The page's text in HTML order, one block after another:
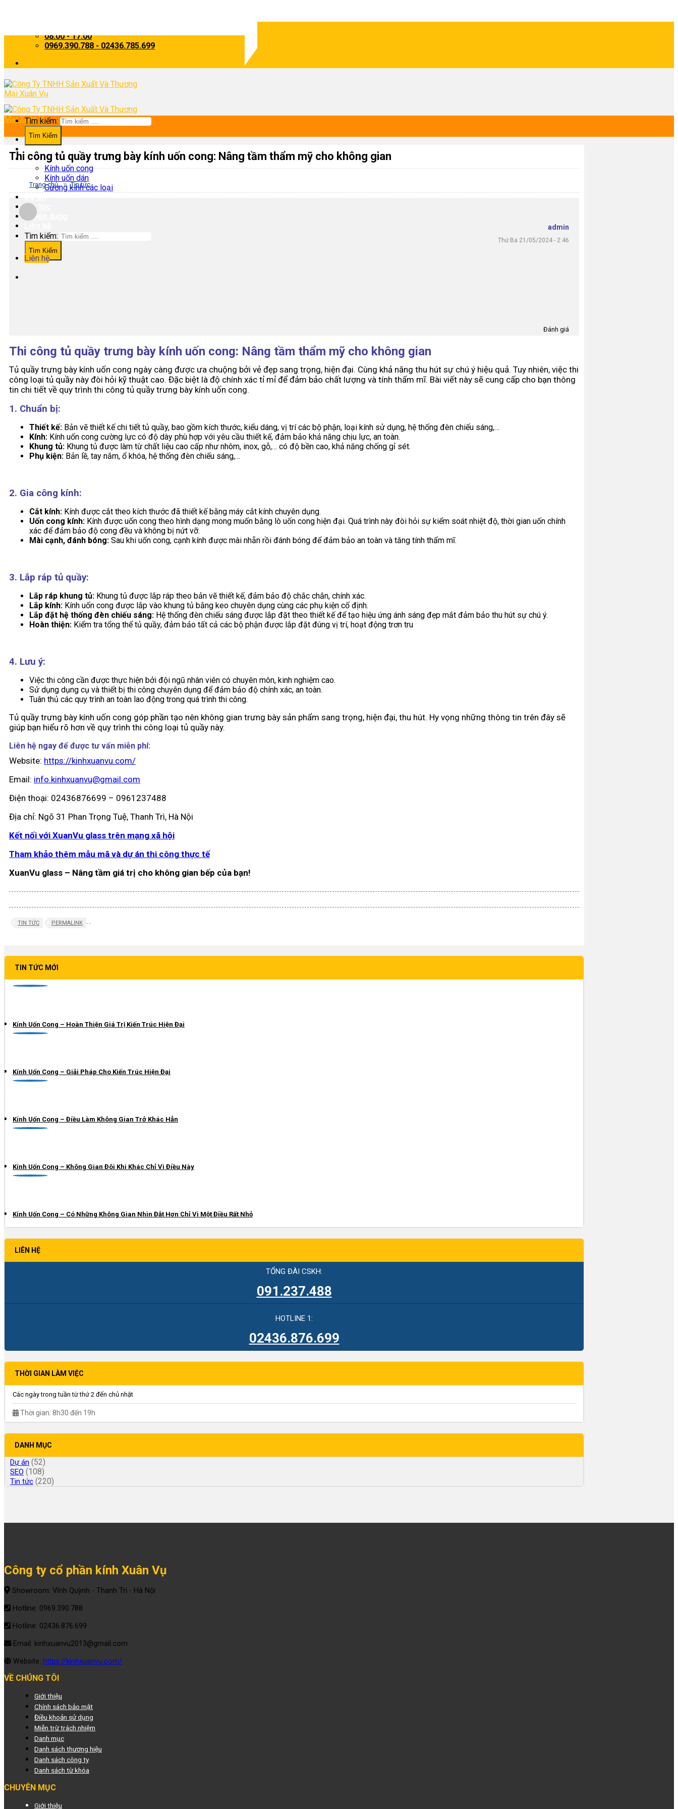
08:00 - 17:00
0969.390.788 - 02436.785.699
Trang chủ
Về chúng tôi
Sản phẩm
Kính uốn cong
Kính uốn dán
Gương kính các loại
Tin tức
Tuyển dụng
Tìm kiếm:
Liên hệ
Tìm kiếm:
Thi công tủ quầy trưng bày kính uốn cong: Nâng tầm thẩm mỹ cho không gian
Trang chủ » Tin tức
admin
Thứ Ba 21/05/2024 - 2:46
Đánh giá
Thi công tủ quầy trưng bày kính uốn cong: Nâng tầm thẩm mỹ cho không gian
Tủ quầy trưng bày kính uốn cong ngày càng được ưa chuộng bởi vẻ đẹp sang trọng, hiện đại. Cùng khả năng thu hút sự chú ý hiệu quả. Tuy nhiên, việc thi
công loại tủ quầy này đòi hỏi kỹ thuật cao. Đặc biệt là độ chính xác tỉ mỉ để đảm bảo chất lượng và tính thẩm mĩ. Bài viết này sẽ cung cấp cho bạn thông
tin chi tiết về quy trình thi công tủ quầy trưng bày kính uốn cong.
1. Chuẩn bị:
Thiết kế: Bản vẽ thiết kế chi tiết tủ quầy, bao gồm kích thước, kiểu dáng, vị trí các bộ phận, loại kính sử dụng, hệ thống đèn chiếu sáng,…
Kính: Kính uốn cong cường lực có độ dày phù hợp với yêu cầu thiết kế, đảm bảo khả năng chịu lực, an toàn.
Khung tủ: Khung tủ được làm từ chất liệu cao cấp như nhôm, inox, gỗ,… có độ bền cao, khả năng chống gỉ sét.
Phụ kiện: Bản lề, tay nắm, ổ khóa, hệ thống đèn chiếu sáng,…
2. Gia công kính:
Cắt kính: Kính được cắt theo kích thước đã thiết kế bằng máy cắt kính chuyên dụng.
Uốn cong kính: Kính được uốn cong theo hình dạng mong muốn bằng lò uốn cong hiện đại. Quá trình này đòi hỏi sự kiểm soát nhiệt độ, thời gian uốn chính
xác để đảm bảo độ cong đều và không bị nứt vỡ.
Mài cạnh, đánh bóng: Sau khi uốn cong, cạnh kính được mài nhẵn rồi đánh bóng để đảm bảo an toàn và tăng tính thẩm mĩ.
3. Lắp ráp tủ quầy:
Lắp ráp khung tủ: Khung tủ được lắp ráp theo bản vẽ thiết kế, đảm bảo độ chắc chắn, chính xác.
Lắp kính: Kính uốn cong được lắp vào khung tủ bằng keo chuyên dụng cùng các phụ kiện cố định.
Lắp đặt hệ thống đèn chiếu sáng: Hệ thống đèn chiếu sáng được lắp đặt theo thiết kế để tạo hiệu ứng ánh sáng đẹp mắt đảm bảo thu hút sự chú ý.
Hoàn thiện: Kiểm tra tổng thể tủ quầy, đảm bảo tất cả các bộ phận được lắp đặt đúng vị trí, hoạt động trơn tru
4. Lưu ý:
Việc thi công cần được thực hiện bởi đội ngũ nhân viên có chuyên môn, kinh nghiệm cao.
Sử dụng dụng cụ và thiết bị thi công chuyên dụng để đảm bảo độ chính xác, an toàn.
Tuân thủ các quy trình an toàn lao động trong quá trình thi công.
Tủ quầy trưng bày kính uốn cong góp phần tạo nên không gian trưng bày sản phẩm sang trọng, hiện đại, thu hút. Hy vọng những thông tin trên đây sẽ
giúp bạn hiểu rõ hơn về quy trình thi công loại tủ quầy này.
Liên hệ ngay để được tư vấn miễn phí:
Website: https://kinhxuanvu.com/
Email: info.kinhxuanvu@gmail.com
Điện thoại: 02436876699 – 0961237488
Địa chỉ: Ngõ 31 Phan Trọng Tuệ, Thanh Trì, Hà Nội
Kết nối với XuanVu glass trên mạng xã hội
Tham khảo thêm mẫu mã và dự án thi công thực tế
XuanVu glass – Nâng tầm giá trị cho không gian bếp của bạn!
TIN TỨC .
PERMALINK .
TIN TỨC MỚI
Kính Uốn Cong – Hoàn Thiện Giá Trị Kiến Trúc Hiện Đại
Kính Uốn Cong – Giải Pháp Cho Kiến Trúc Hiện Đại
Kính Uốn Cong – Điều Làm Không Gian Trở Khác Hẳn
Kính Uốn Cong – Không Gian Đôi Khi Khác Chỉ Vì Điều Này
Kính Uốn Cong – Có Những Không Gian Nhìn Đắt Hơn Chỉ Vì Một Điều Rất Nhỏ
LIÊN HỆ
TỔNG ĐÀI CSKH:
091.237.488
HOTLINE 1:
02436.876.699
THỜI GIAN LÀM VIỆC
Các ngày trong tuần từ thứ 2 đến chủ nhật
Thời gian: 8h30 đến 19h
DANH MỤC
Dự án (52)
SEO (108)
Tin tức (220)
Công ty cổ phần kính Xuân Vụ
Showroom: Vĩnh Quỳnh - Thanh Trì - Hà Nội
Hotline: 0969.390.788
Hotline: 02436.876.699
Email: kinhxuanvu2013@gmail.com
Website: https://kinhxuanvu.com/
VỀ CHÚNG TÔI
Giới thiệu
Chính sách bảo mật
Điều khoản sử dụng
Miễn trừ trách nhiệm
Danh mục
Danh sách thương hiệu
Danh sách công ty
Danh sách từ khóa
CHUYÊN MỤC
Giới thiệu